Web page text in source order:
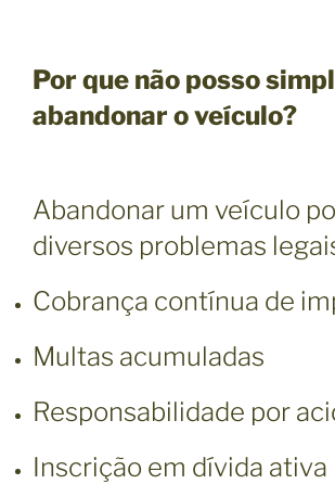
Por que não posso
abandonar o veículo?
Abandonar um veículo
diversos problemas
Cobrança contínua de
Multas acumuladas
Responsabilidade por
Inscrição em dívida ativa